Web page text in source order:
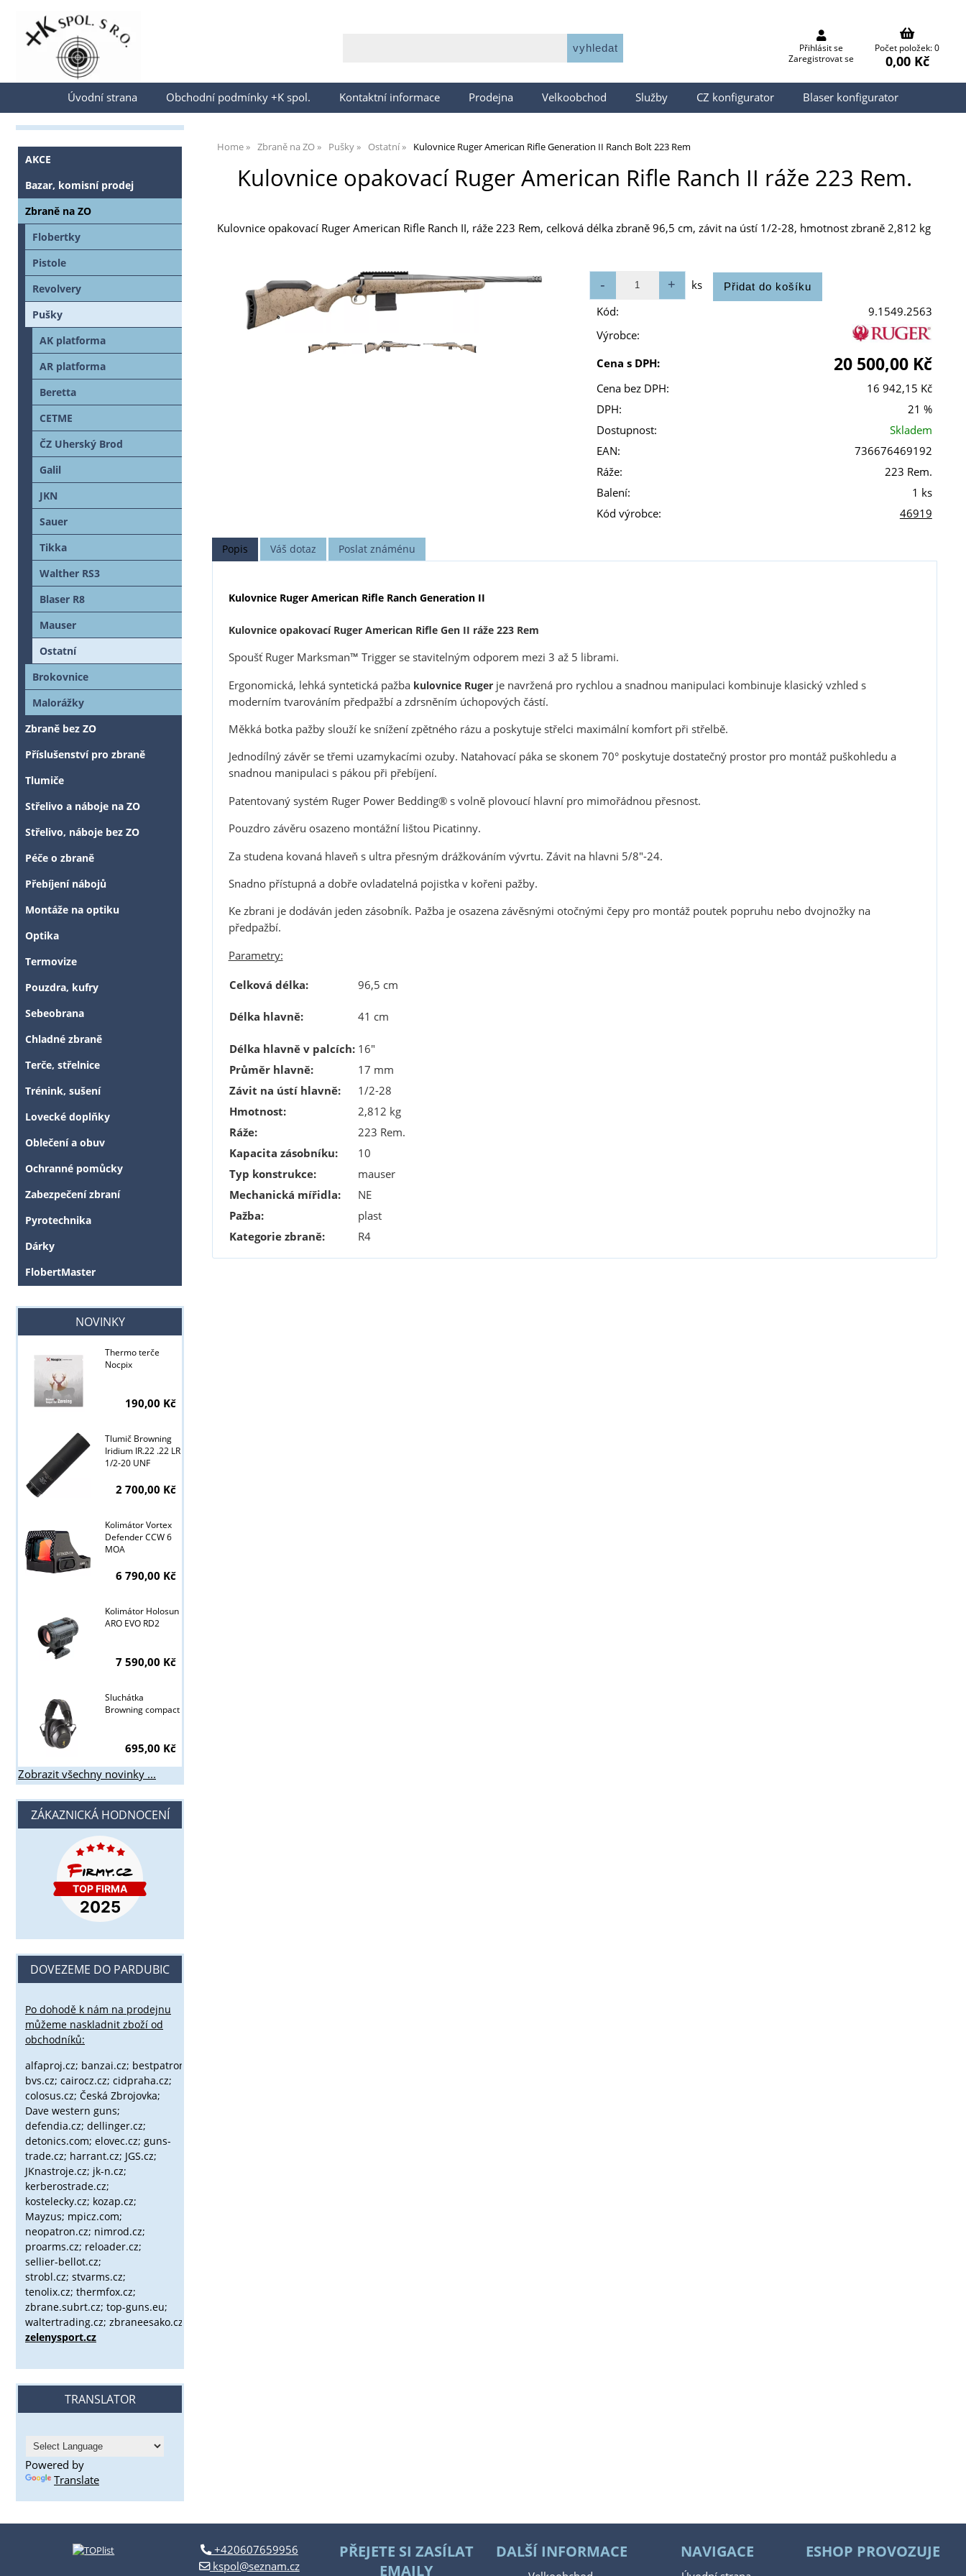
Přihlásit se
Přihlásit se
Zaregistrovat se
Počet položek: 0
0,00 Kč
Úvodní strana Obchodní podmínky +K spol. Kontaktní informace Prodejna Velkoobchod Služby CZ konfigurator Blaser konfigurator
Home Zbraně na ZO Pušky Ostatní Kulovnice Ruger American Rifle Generation II Ranch Bolt 223 Rem
Kulovnice opakovací Ruger American Rifle Ranch II ráže 223 Rem.
Kulovnice opakovací Ruger American Rifle Ranch II, ráže 223 Rem, celková délka zbraně 96,5 cm, závit na ústí 1/2-28, hmotnost zbraně 2,812 kg
ks
Kód:
9.1549.2563
Výrobce:
Cena s DPH:
20 500,00 Kč
Cena bez DPH:
16 942,15 Kč
DPH:
21 %
Dostupnost:
Skladem
EAN:
736676469192
Ráže:
223 Rem.
Balení:
1 ks
Kód výrobce:
46919
Popis Váš dotaz Poslat známénu
Kulovnice Ruger American Rifle Ranch Generation II
Kulovnice opakovací Ruger American Rifle Gen II ráže 223 Rem
Spoušť Ruger Marksman™ Trigger se stavitelným odporem mezi 3 až 5 librami.
Ergonomická, lehká syntetická pažbakulovnice Rugerje navržená pro rychlou a snadnou manipulaci kombinuje klasický vzhled s
moderním tvarováním předpažbí a zdrsněním úchopových částí.
Měkká botka pažby slouží ke snížení zpětného rázu a poskytuje střelci maximální komfort při střelbě.
Jednodílný závěr se třemi uzamykacími ozuby. Natahovací páka se skonem 70° poskytuje dostatečný prostor pro montáž puškohledu a
snadnou manipulaci s pákou při přebíjení.
Patentovaný systém Ruger Power Bedding® s volně plovoucí hlavní pro mimořádnou přesnost.
Pouzdro závěru osazeno montážní lištou Picatinny.
Za studena kovaná hlaveň s ultra přesným drážkováním vývrtu. Závit na hlavni 5/8"-24.
Snadno přístupná a dobře ovladatelná pojistka v kořeni pažby.
Ke zbrani je dodáván jeden zásobník. Pažba je osazena závěsnými otočnými čepy pro montáž poutek popruhu nebo dvojnožky na
předpažbí.
Parametry:
Celková délka:
96,5 cm
Délka hlavně: 41 cm
Délka hlavně v palcích: 16"
Průměr hlavně:
17 mm
Závit na ústí hlavně:
1/2-28
Hmotnost:
2,812 kg
Ráže:
223 Rem.
Kapacita zásobníku:
10
Typ konstrukce:
mauser
Mechanická mířidla:
NE
Pažba:
plast
Kategorie zbraně:
R4
AKCE
Bazar, komisní prodej
Zbraně na ZO
Flobertky
Pistole
Revolvery
Pušky
AK platforma
AR platforma
Beretta
CETME
ČZ Uherský Brod
Galil
JKN
Sauer
Tikka
Walther RS3
Blaser R8
Mauser
Ostatní
Brokovnice
Malorážky
Zbraně bez ZO
Příslušenství pro zbraně
Tlumiče
Střelivo a náboje na ZO
Střelivo, náboje bez ZO
Péče o zbraně
Přebíjení nábojů
Montáže na optiku
Optika
Termovize
Pouzdra, kufry
Sebeobrana
Chladné zbraně
Terče, střelnice
Trénink, sušení
Lovecké doplňky
Oblečení a obuv
Ochranné pomůcky
Zabezpečení zbraní
Pyrotechnika
Dárky
FlobertMaster
NOVINKY
Thermo terče
Nocpix
190,00 Kč
Tlumič Browning
Iridium IR.22 .22 LR
1/2-20 UNF
2 700,00 Kč
Kolimátor Vortex
Defender CCW 6
MOA
6 790,00 Kč
Kolimátor Holosun
ARO EVO RD2
7 590,00 Kč
Sluchátka
Browning compact
695,00 Kč
Zobrazit všechny novinky ...
ZÁKAZNICKÁ HODNOCENÍ
DOVEZEME DO PARDUBIC
Po dohodě k nám na prodejnu
můžeme naskladnit zboží od
obchodníků:
alfaproj.cz; banzai.cz; bestpatron.eu;
bvs.cz; cairocz.cz; cidpraha.cz;
colosus.cz; Česká Zbrojovka;
Dave western guns;
defendia.cz; dellinger.cz;
detonics.com; elovec.cz; guns-
trade.cz; harrant.cz; JGS.cz;
JKnastroje.cz; jk-n.cz;
kerberostrade.cz;
kostelecky.cz; kozap.cz;
Mayzus; mpicz.com;
neopatron.cz; nimrod.cz;
proarms.cz; reloader.cz;
sellier-bellot.cz;
strobl.cz; stvarms.cz;
tenolix.cz; thermfox.cz;
zbrane.subrt.cz; top-guns.eu;
waltertrading.cz; zbraneesako.cz;
zelenysport.cz
TRANSLATOR
Powered by
Translate
+420607659956
kspol@seznam.cz
PŘEJETE SI ZASÍLAT
EMAILY
DALŠÍ INFORMACE NAVIGACE ESHOP PROVOZUJE